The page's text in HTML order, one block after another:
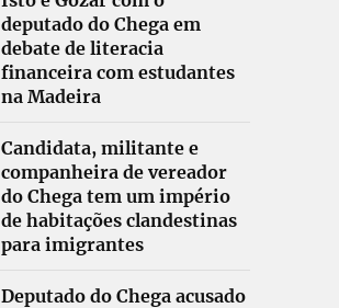
deputado do Chega em
debate de literacia
financeira com estudantes
na Madeira
Candidata, militante e
companheira de vereador
do Chega tem um império
de habitações clandestinas
para imigrantes
Deputado do Chega acusado